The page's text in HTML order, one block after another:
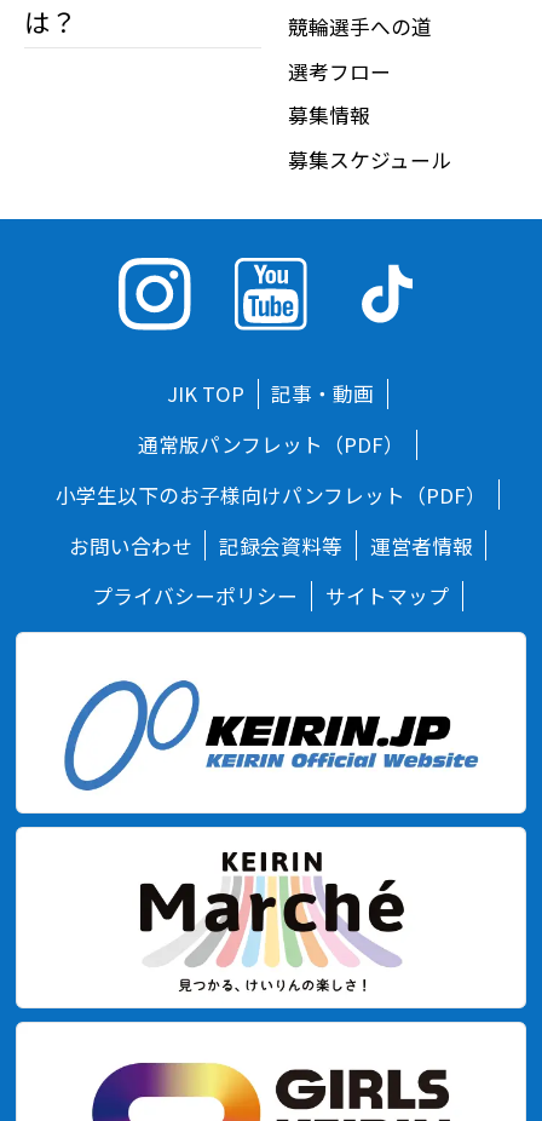
は？
競輪選手への道
選考フロー
募集情報
募集スケジュール
JIK TOP
記事・動画
通常版パンフレット（PDF）
小学生以下のお子様向けパンフレット（PDF）
お問い合わせ
記録会資料等
運営者情報
プライバシーポリシー
サイトマップ